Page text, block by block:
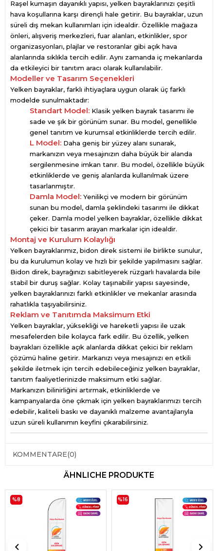
Raşel kumaşın dayanıklı yapısı, yelken bayraklarınızı çeşitli
hava koşullarına karşı dirençli hale getirir. Bu bayraklar, uzun
süreli dış mekan kullanımları için idealdir. Özellikle mağaza
önleri, alışveriş merkezleri, fuar alanları, etkinlikler, spor
organizasyonları, plajlar ve restoranlar gibi açık hava
alanlarında sıklıkla tercih edilir. Aynı zamanda iç mekanlarda
da etkileyici bir tanıtım aracı olarak kullanılabilir.
Modeller ve Tasarım Seçenekleri
Yelken bayraklar, farklı ihtiyaçlara uygun olarak üç farklı
modelde sunulmaktadır:
Standart Model: Klasik yelken bayrak tasarımı ile
sade ve şık bir görünüm sunar. Bu model, genellikle
genel tanıtım ve kurumsal etkinliklerde tercih edilir.
L Model: Daha geniş bir yüzey alanı sunarak,
markanızın veya mesajınızın daha büyük bir alanda
sergilenmesine imkan tanır. Bu model, özellikle büyük
etkinliklerde ve geniş alanlarda kullanılmak üzere
tasarlanmıştır.
Damla Model: Yenilikçi ve modern bir görünüm
sunan bu model, damla şeklindeki tasarımı ile dikkat
çeker. Damla model yelken bayraklar, özellikle dikkat
çekici bir tasarım arayan markalar için idealdir.
Montaj ve Kurulum Kolaylığı
Yelken bayraklarımız, bidon direk sistemi ile birlikte sunulur,
bu da kurulumun kolay ve hızlı bir şekilde yapılmasını sağlar.
Bidon direk, bayrağınızı sabitleyerek rüzgarlı havalarda bile
stabil bir duruş sağlar. Kolay taşınabilir yapısı sayesinde,
yelken bayraklarınızı farklı etkinlikler ve mekanlar arasında
rahatlıkla taşıyabilirsiniz.
Reklam ve Tanıtımda Maksimum Etki
Yelken bayraklar, yüksekliği ve hareketli yapısı ile uzak
mesafelerden bile kolayca fark edilir. Bu özellik, yelken
bayrakları özellikle açık alanlarda dikkat çekici bir reklam
çözümü haline getirir. Markanızı veya mesajınızı en etkili
şekilde iletmek için tercih edebileceğiniz yelken bayraklar,
tanıtım faaliyetlerinizde maksimum etki sağlar.
Markanızın bilinirliğini artırmak, etkinliklerde ve
kampanyalarda öne çıkmak için yelken bayraklarımızı tercih
edebilir, kaliteli baskı ve dayanıklı malzeme avantajlarıyla
uzun süreli kullanımın keyfini çıkarabilirsiniz.
KOMMENTARE(0)
ÄHNLICHE PRODUKTE
%8 %16